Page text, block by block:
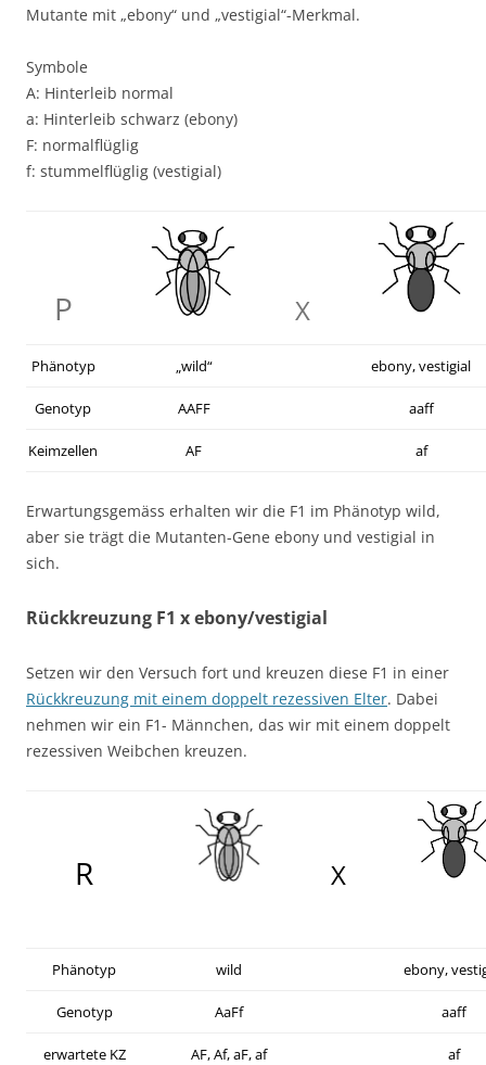
Mutante mit „ebony“ und „vestigial“-Merkmal.
Symbole
A: Hinterleib normal
a: Hinterleib schwarz (ebony)
F: normalflüglig
f: stummelflüglig (vestigial)
P X
Phänotyp „wild“ ebony, vestigial
Genotyp AAFF aaff
Keimzellen AF af
Erwartungsgemäss erhalten wir die F1 im Phänotyp wild,
aber sie trägt die Mutanten-Gene ebony und vestigial in
sich.
Rückkreuzung F1 x ebony/vestigial
Setzen wir den Versuch fort und kreuzen diese F1 in einer
Rückkreuzung mit einem doppelt rezessiven Elter. Dabei
nehmen wir ein F1- Männchen, das wir mit einem doppelt
rezessiven Weibchen kreuzen.
R X
Phänotyp wild ebony,
Genotyp AaFf aaff
erwartete KZ AF, Af, aF, af af